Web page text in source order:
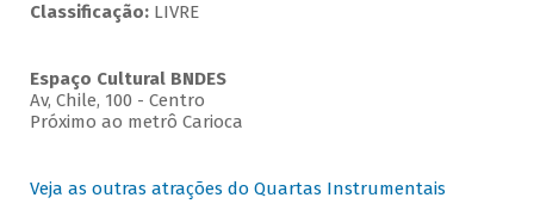
Classificação: LIVRE
Espaço Cultural BNDES
Av, Chile, 100 - Centro
Próximo ao metrô Carioca
Veja as outras atrações do Quartas Instrumentais